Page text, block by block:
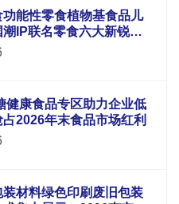
能性零食植物基食品儿
IP联名零食六大新锐板
健康食品专区助力企业低
2026年末食品市场红利
材料绿色印刷废旧包装